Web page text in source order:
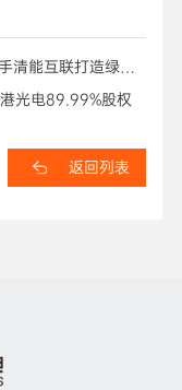
清能互联打造绿色
光电89.99%股权
返回列表